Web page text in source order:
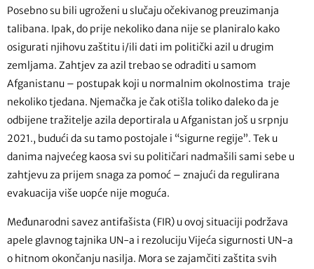
Posebno su bili ugroženi u slučaju očekivanog preuzimanja
talibana. Ipak, do prije nekoliko dana nije se planiralo kako
osigurati njihovu zaštitu i/ili dati im politički azil u drugim
zemljama. Zahtjev za azil trebao se odraditi u samom
Afganistanu – postupak koji u normalnim okolnostima traje
nekoliko tjedana. Njemačka je čak otišla toliko daleko da je
odbijene tražitelje azila deportirala u Afganistan još u srpnju
2021., budući da su tamo postojale i “sigurne regije”. Tek u
danima najvećeg kaosa svi su političari nadmašili sami sebe u
zahtjevu za prijem snaga za pomoć – znajući da regulirana
evakuacija više uopće nije moguća.
Međunarodni savez antifašista (FIR) u ovoj situaciji podržava
apele glavnog tajnika UN-a i rezoluciju Vijeća sigurnosti UN-a
o hitnom okončanju nasilja. Mora se zajamčiti zaštita svih